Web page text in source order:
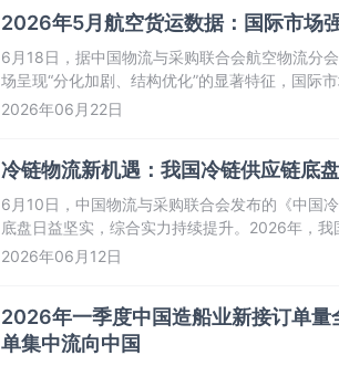
2026年5月航空货运数据：国际市场
6月18日，据中国物流与采购联合会航空物流分
场呈现“分化加剧、结构优化”的显著特征，国际
班量则出现明显收缩。
2026年06月22日
冷链物流新机遇：我国冷链供应链底
6月10日，中国物流与采购联合会发布的《中国
底盘日益坚实，综合实力持续提升。2026年，
行业正从单一物流服务向跨行业、跨领域、跨国
2026年06月12日
2026年一季度中国造船业新接订单
单集中流向中国